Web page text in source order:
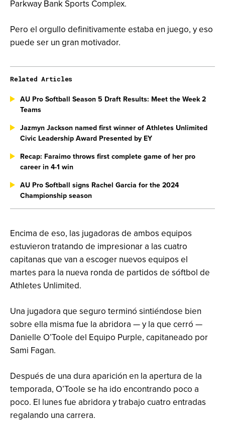
Parkway Bank Sports Complex.
Pero el orgullo definitivamente estaba en juego, y eso
puede ser un gran motivador.
Encima de eso, las jugadoras de ambos equipos
estuvieron tratando de impresionar a las cuatro
capitanas que van a escoger nuevos equipos el
martes para la nueva ronda de partidos de sóftbol de
Athletes Unlimited.
Una jugadora que seguro terminó sintiéndose bien
sobre ella misma fue la abridora — y la que cerró —
Danielle O’Toole del Equipo Purple, capitaneado por
Sami Fagan.
Después de una dura aparición en la apertura de la
temporada, O’Toole se ha ido encontrando poco a
poco. El lunes fue abridora y trabajo cuatro entradas
regalando una carrera.
Related Articles
AU Pro Softball Season 5 Draft Results: Meet the Week 2
Teams
Jazmyn Jackson named first winner of Athletes Unlimited
Civic Leadership Award Presented by EY
Recap: Faraimo throws first complete game of her pro
career in 4-1 win
AU Pro Softball signs Rachel Garcia for the 2024
Championship season